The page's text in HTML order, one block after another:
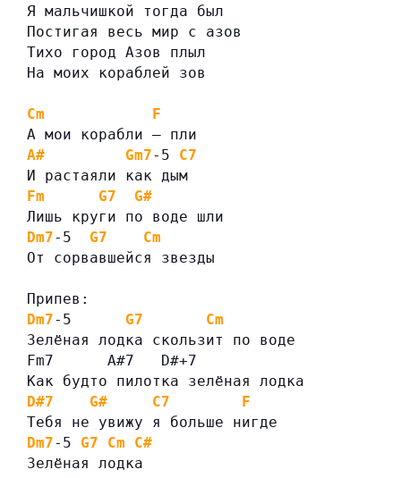
Я мальчишкой тогда был
Постигая весь мир с азов
Тихо город Азов плыл
На моих кораблей зов
Cm
F
А мои корабли — пли
A#
Gm7-5 C7
И растаяли как дым
Fm
G7
G#
Лишь круги по воде шли
Dm7-5 G7
Cm
От сорвавшейся звезды
Припев:
Dm7-5 G7
Cm
Зелёная лодка скользит по воде
Fm7      A#7   D#+7
Как будто пилотка зелёная лодка
D#7
G# C7
F
Тебя не увижу я больше нигде
Dm7-5 G7 Cm
C#
Зелёная лодка